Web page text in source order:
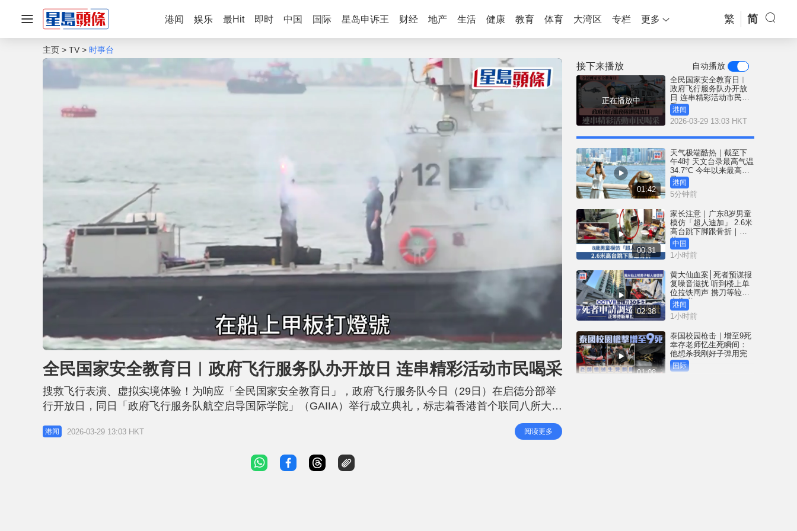
港闻 娱乐 最Hit 即时 中国 国际 星岛申诉王 财经 地产 生活 健康 教育 体育 大湾区 专栏 更多 繁 简
主页 TV 时事台
U
n
u
t
e
L
o
d
e
2
.
7
5
全民国家安全教育日︱政府飞行服务队办开放日 连串精彩活动市民喝采
搜救飞行表演、虚拟实境体验！为响应「全民国家安全教育日」，政府飞行服务队今日（29日）在启德分部举
行开放日，同日「政府飞行服务队航空启导国际学院」（GAIIA）举行成立典礼，标志着香港首个联同八所大学
教育资助委员会资助大学，为青年提供航空专业培训的项目，启发他们以航空专业服务香港。逾500名来自本
地、内地和国际的大学师生出席典礼。 是次开放日是为响应4月15日「全民国家安全教育日」，开放日展示不
港闻 2026-03-29 13:03 HKT 阅读更多
接下来播放 自动播放
正在播放中
全民国家安全教育日︱
政府飞行服务队办开放
日 连串精彩活动市民喝
采
港闻
2026-03-29 13:03 HKT
01:42
天气极端酷热｜截至下
午4时 天文台录最高气温
34.7°C 今年以来最高纪
录
港闻
5分钟前
00:31
家长注意｜广东8岁男童
模仿「超人迪加」 2.6米
高台跳下脚跟骨折｜有
片
中国
1小时前
02:38
黄大仙血案│死者预谋报
复噪音滋扰 听到楼上单
位拉铁闸声 携刀等䢂伏
击伤者
港闻
1小时前
01:08
泰国校园枪击｜增至9死
幸存老师忆生死瞬间：
他想杀我刚好子弹用完
国际